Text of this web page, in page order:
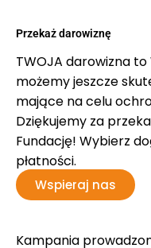
Przekaż darowiznę
TWOJA darowizna to
możemy jeszcze
mające na celu
Dziękujemy za
Fundację! Wybierz
płatności.
Wspieraj nas
Kampania